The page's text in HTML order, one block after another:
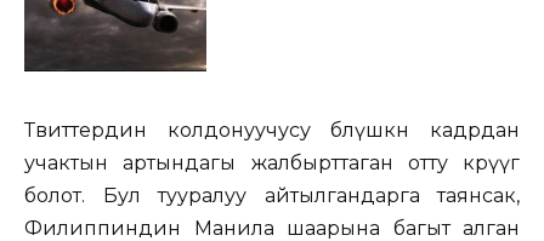
Твиттердин колдонуучусу бөлүшкөн кадрдан
учактын артындагы жалбырттаган отту көрүүгө
болот. Бул тууралуу айтылгандарга таянсак,
Филиппиндин Манила шаарына багыт алган